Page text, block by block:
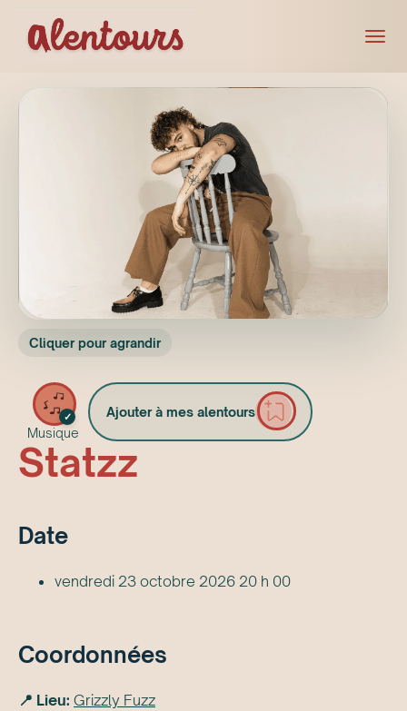
Cliquer pour agrandir
✓
Musique
Ajouter à mes alentours
Statzz
Date
vendredi 23 octobre 2026 20 h 00
Coordonnées
📍 Lieu: Grizzly Fuzz